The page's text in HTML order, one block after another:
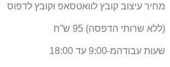
מחיר עיצוב קובץ לוואטסאפ וקובץ לדפוס
(ללא שרותי הדפסה) 95 ש”ח
שעות עבודהמ-9:00 עד 18:00